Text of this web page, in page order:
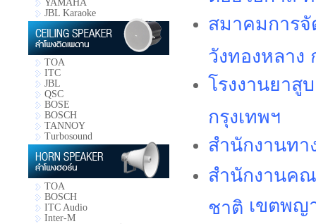
YAMAHA
JBL Karaoke
TOA
ITC
JBL
QSC
BOSE
BOSCH
TANNOY
Turbosound
TOA
BOSCH
ITC Audio
Inter-M
สมาคมการจั
วังทองหลาง
โรงงานยาสู
กรุงเทพฯ
สำนักงานท
สำนักงานค
ชาติ เขตพญ